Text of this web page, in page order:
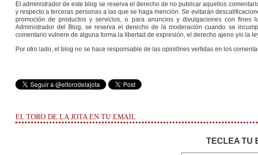
El administrador de este blog se reserva el derecho de no publicar aquellos
y respecto a terceras personas a las que se haga mención. Se evitarán
promoción de productos y servicios, o para anuncios y divulgaciones con fines
Administrador del Blog, se reserva el derecho de la moderación cuando se
comentario vulnere de alguna forma la libertad de expresión, el derecho ajeno y/o la
Por otro lado, el blog no se hace responsable de las opini0nes vertidas en los
EL TORO DE LA JOTA EN TU EMAIL
TECLEA TU